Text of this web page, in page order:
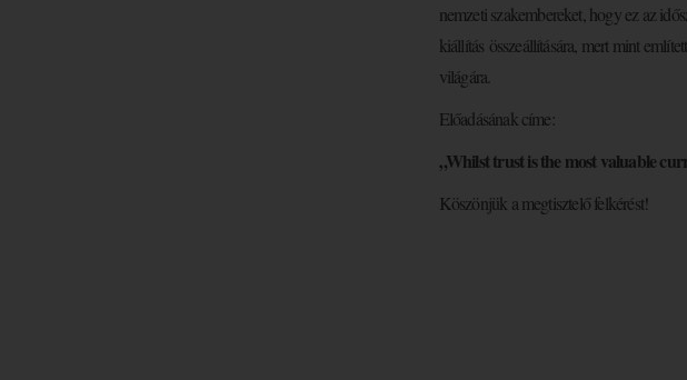
nemzeti szakembereket, hogy ez az
kiállítás összeállítására, mert mint
világára.
Előadásának címe:
„Whilst trust is the most valuable
Köszönjük a megtisztelő felkérést!